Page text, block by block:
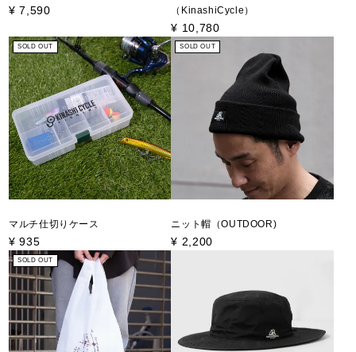
¥ 7,590
（KinashiCycle）
¥ 10,780
SOLD OUT
マルチ仕切りケース
¥ 935
SOLD OUT
ニット帽（OUTDOOR)
¥ 2,200
SOLD OUT